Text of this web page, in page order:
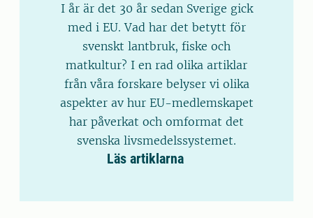
I år är det 30 år sedan Sverige gick
med i EU. Vad har det betytt för
svenskt lantbruk, fiske och
matkultur? I en rad olika artiklar
från våra forskare belyser vi olika
aspekter av hur EU-medlemskapet
har påverkat och omformat det
svenska livsmedelssystemet.
Läs artiklarna